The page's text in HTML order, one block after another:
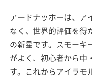
アードナッホーは、ア
なく、世界的評価を得
の新星です。スモーキ
がよく、初心者から中
す。これからアイラモ